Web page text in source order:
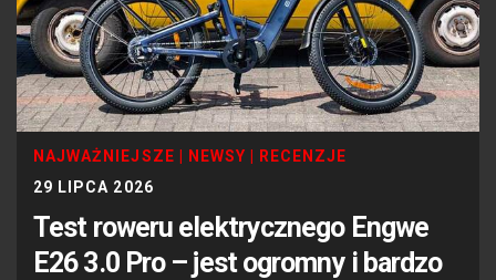
NAJWAŻNIEJSZE NEWSY
RECENZJE
29 LIPCA 2026
Test roweru elektrycznego Engwe
E26 3.0 Pro – jest ogromny i bardzo